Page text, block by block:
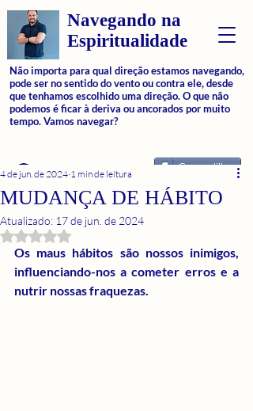
Navegando na
Espiritualidade
Não importa para qual direção estamos navegando,
pode ser no sentido do vento ou contra ele, desde
que tenhamos escolhido uma direção. O que não
podemos é ficar à deriva ou ancorados por muito
tempo. Vamos navegar?
Login Compartilhar
MUDANÇA DE HÁBITO
4 de jun. de 2024 1 min de leitura
Atualizado: 17 de jun. de 2024
Avaliado com NaN de 5 estrelas.
Os maus hábitos são nossos inimigos,
influenciando-nos a cometer erros e a
nutrir nossas fraquezas.